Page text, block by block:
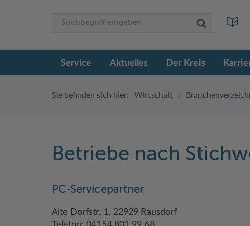
Service Aktuelles Der Kreis
Sie befinden sich hier: Wirtschaft
Betriebe nach
PC-Servicepartner
Alte Dorfstr. 1, 22929 Rausdorf